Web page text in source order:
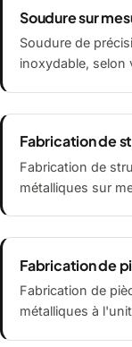
Soudure sur
Soudure de
inoxydable, selon
Fabrication de
Fabrication de
métalliques sur
Fabrication de
Fabrication de
métalliques à